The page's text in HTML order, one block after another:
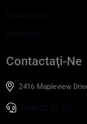
Pickup Truck
Hatchback
Contactaţi-Ne
2416 Mapleview
+999 22 33 555